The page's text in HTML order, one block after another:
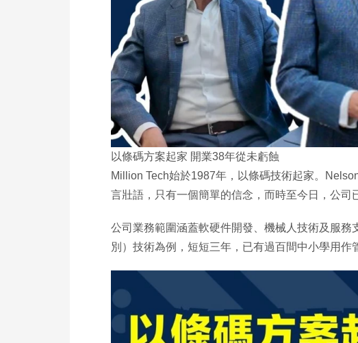
以條碼方案起家 開業38年從未虧蝕
Million Tech始於1987年，以條碼技術起家。
言壯語，只有一個簡單的信念，而時至今日，公司
公司業務範圍涵蓋軟硬件開發、機械人技術及服
別）技術為例，短短三年，已有過百間中小學用